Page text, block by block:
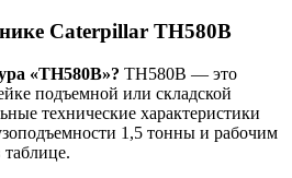
Caterpillar TH580B
«TH580B»? TH580B — это
подъемной или складской
технические характеристики
1,5 тонны и рабочим